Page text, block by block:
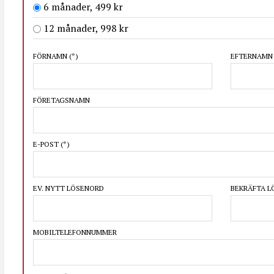
6 månader, 499 kr
12 månader, 998 kr
FÖRNAMN (*) EFTERNAMN
FÖRETAGSNAMN
E-POST (*)
EV. NYTT LÖSENORD BEKRÄFTA
MOBILTELEFONNUMMER